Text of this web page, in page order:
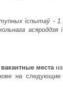
іспытаў - 1.
асяроддзя і
вакантные места на
на следующие